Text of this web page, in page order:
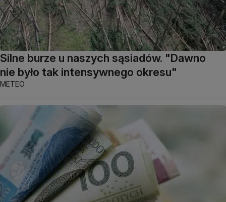
Silne burze u naszych sąsiadów. "Dawno
nie było tak intensywnego okresu"
METEO